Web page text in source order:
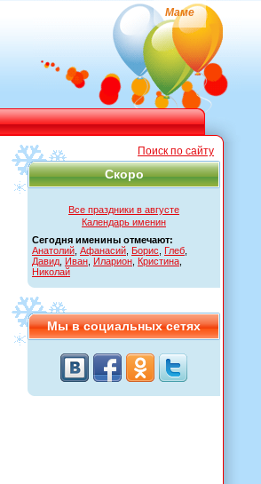
Маме
Поиск по сайту
Скоро
Все праздники в августе
Календарь именин
Сегодня именины отмечают:
Анатолий Афанасий Борис Глеб
Давид Иван Иларион Кристина
Николай
Мы в социальных сетях